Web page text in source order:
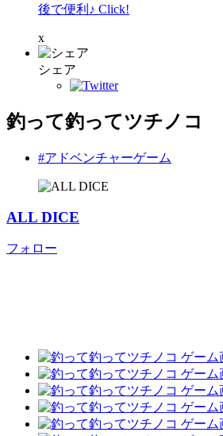
後で便利♪ Click!
x
シェア
釣って釣ってツチノコ
#アドベンチャーゲーム
ALL DICE
フォロー